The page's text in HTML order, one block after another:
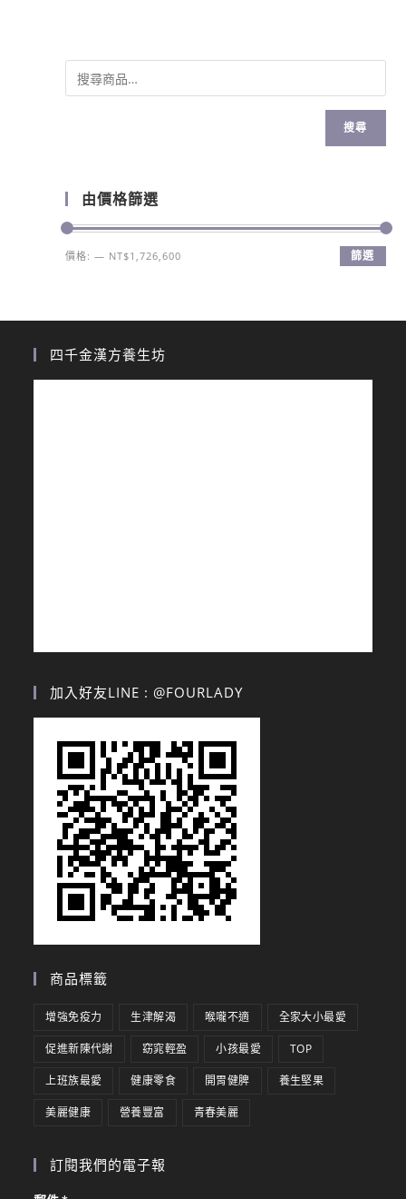
搜尋
由價格篩選
篩選
價格:— NT$1,726,600
四千金漢方養生坊
加入好友LINE : @FOURLADY
商品標籤
增強免疫力 生津解渴 喉嚨不適 全家大小最愛
促進新陳代謝 窈窕輕盈 小孩最愛 TOP
上班族最愛 健康零食 開胃健脾 養生堅果
美麗健康 營養豐富 青春美麗
訂閱我們的電子報